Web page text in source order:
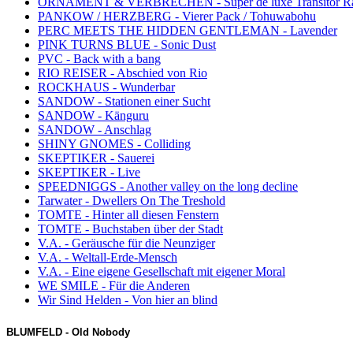
PANKOW / HERZBERG - Vierer Pack / Tohuwabohu
PERC MEETS THE HIDDEN GENTLEMAN - Lavender
PINK TURNS BLUE - Sonic Dust
PVC - Back with a bang
RIO REISER - Abschied von Rio
ROCKHAUS - Wunderbar
SANDOW - Stationen einer Sucht
SANDOW - Känguru
SANDOW - Anschlag
SHINY GNOMES - Colliding
SKEPTIKER - Sauerei
SKEPTIKER - Live
SPEEDNIGGS - Another valley on the long decline
Tarwater - Dwellers On The Treshold
TOMTE - Hinter all diesen Fenstern
TOMTE - Buchstaben über der Stadt
V.A. - Geräusche für die Neunziger
V.A. - Weltall-Erde-Mensch
V.A. - Eine eigene Gesellschaft mit eigener Moral
WE SMILE - Für die Anderen
Wir Sind Helden - Von hier an blind
BLUMFELD - Old Nobody